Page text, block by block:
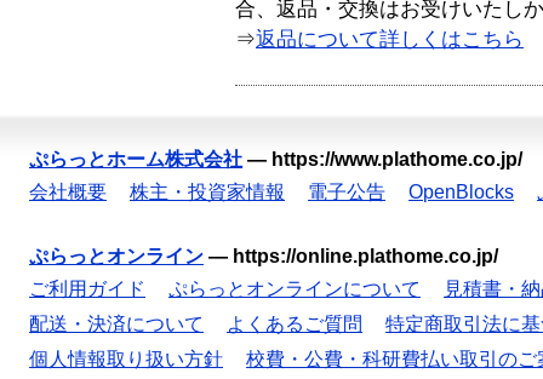
合、返品・交換はお受けいたし
⇒返品について詳しくはこちら
ぷらっとホーム株式会社 — https://www.plathome.co.jp/
会社概要
株主・投資家情報 電子公告 OpenBlocks
ぷらっとオンライン — https://online.plathome.co.jp/
ご利用ガイド
ぷらっとオンラインについて
見積書・
配送・決済について
よくあるご質問
特定商取引法に
個人情報取り扱い方針
校費・公費・科研費払い取引のご